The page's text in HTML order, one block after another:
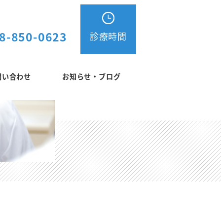
850-0623 診療時間
合わせ お知らせ・ブログ